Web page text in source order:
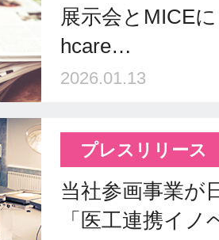
展示会とMICE
hcare…
2026.01.13
プレスリリース
当社参画事業が
「医工連携イ